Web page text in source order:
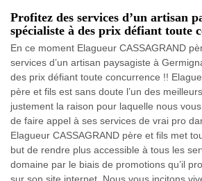
Profitez des services d’un artisan
spécialiste à des prix défiant toute
En ce moment Elagueur CASSAGRAND
services d’un artisan paysagiste à
des prix défiant toute concurrence !!
père et fils est sans doute l’un des
justement la raison pour laquelle nous
de faire appel à ses services de vrai pro
Elagueur CASSAGRAND père et fils met
but de rendre plus accessible à tous les
domaine par le biais de promotions qu’il
sur son site internet. Nous vous incitons